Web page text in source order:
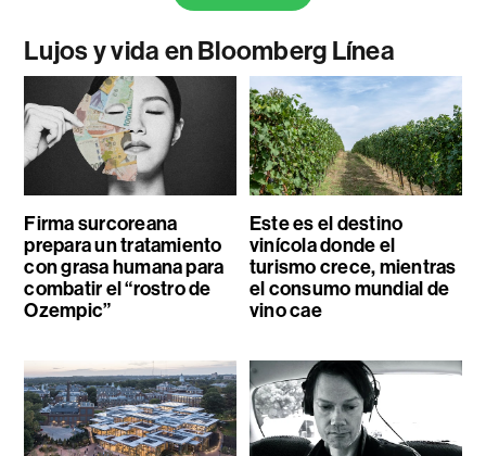
Lujos y vida en Bloomberg Línea
Firma surcoreana
prepara un tratamiento
con grasa humana para
combatir el “rostro de
Ozempic”
Este es el destino
vinícola donde el
turismo crece, mientras
el consumo mundial de
vino cae